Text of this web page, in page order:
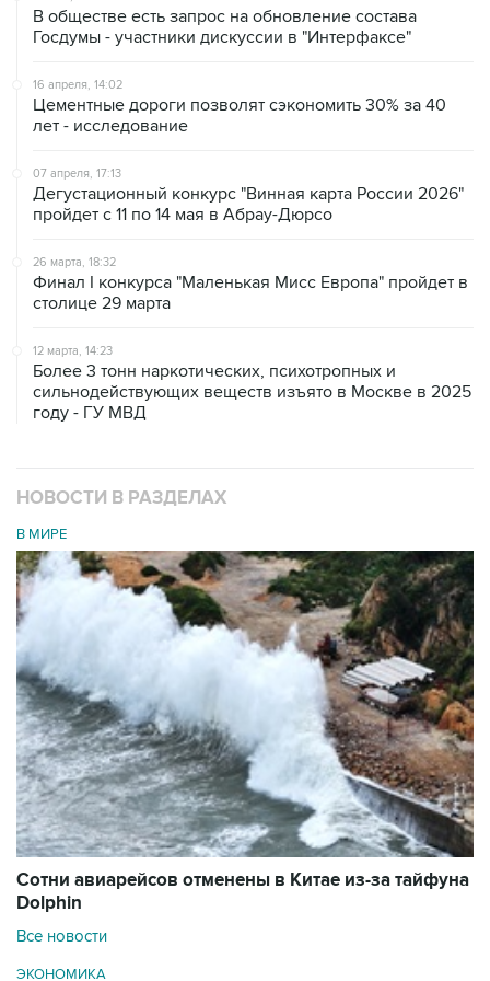
В обществе есть запрос на обновление состава
Госдумы - участники дискуссии в "Интерфаксе"
16 апреля, 14:02
Цементные дороги позволят сэкономить 30% за 40
лет - исследование
07 апреля, 17:13
Дегустационный конкурс "Винная карта России 2026"
пройдет с 11 по 14 мая в Абрау-Дюрсо
26 марта, 18:32
Финал I конкурса "Маленькая Мисс Европа" пройдет в
столице 29 марта
12 марта, 14:23
Более 3 тонн наркотических, психотропных и
сильнодействующих веществ изъято в Москве в 2025
году - ГУ МВД
НОВОСТИ В РАЗДЕЛАХ
В МИРЕ
Сотни авиарейсов отменены в Китае из-за тайфуна
Dolphin
Все новости
ЭКОНОМИКА